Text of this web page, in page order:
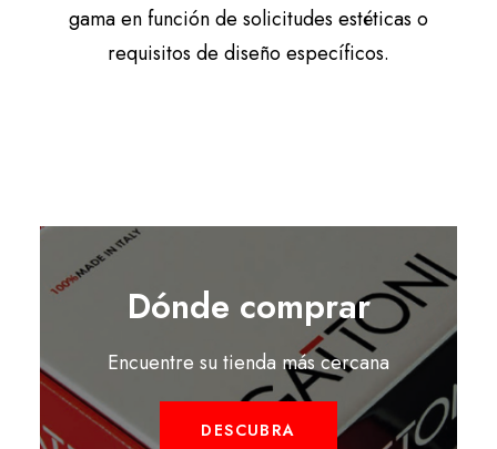
gama en función de solicitudes estéticas o
requisitos de diseño específicos.
Dónde comprar
Encuentre su tienda más cercana
DESCUBRA